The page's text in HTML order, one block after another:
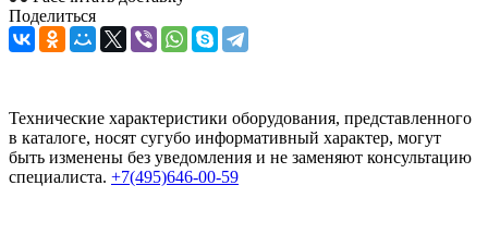
Поделиться
Технические характеристики оборудования, представленного
в каталоге, носят сугубо информативный характер, могут
быть изменены без уведомления и не заменяют консультацию
специалиста. +7(495)646-00-59